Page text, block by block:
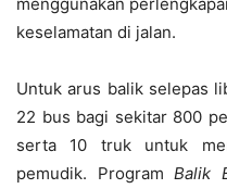
keselamatan di jalan.
Untuk arus balik selepas
22 bus bagi sekitar 800
serta 10 truk untuk
pemudik. ProgramBalik